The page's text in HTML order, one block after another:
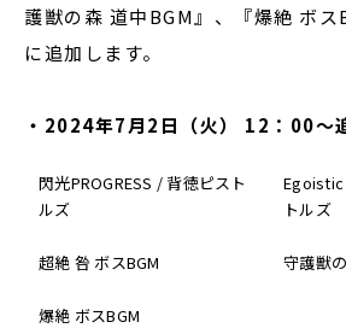
護獣の森 道中BGM』、『爆絶 ボ
に追加します。
・2024年7月2日（火） 12：00～
閃光PROGRESS / 背徳ピスト
ルズ
Egoistic
トルズ
超絶 咎 ボスBGM 守護獣
爆絶 ボスBGM